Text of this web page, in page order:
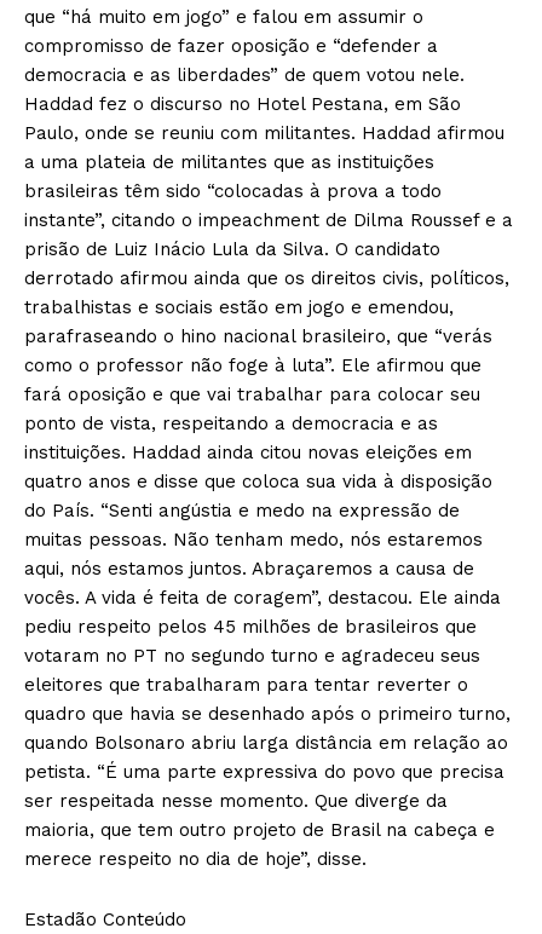
que “há muito em jogo” e falou em assumir o
compromisso de fazer oposição e “defender a
democracia e as liberdades” de quem votou nele.
Haddad fez o discurso no Hotel Pestana, em São
Paulo, onde se reuniu com militantes. Haddad afirmou
a uma plateia de militantes que as instituições
brasileiras têm sido “colocadas à prova a todo
instante”, citando o impeachment de Dilma Roussef e a
prisão de Luiz Inácio Lula da Silva. O candidato
derrotado afirmou ainda que os direitos civis, políticos,
trabalhistas e sociais estão em jogo e emendou,
parafraseando o hino nacional brasileiro, que “verás
como o professor não foge à luta”. Ele afirmou que
fará oposição e que vai trabalhar para colocar seu
ponto de vista, respeitando a democracia e as
instituições. Haddad ainda citou novas eleições em
quatro anos e disse que coloca sua vida à disposição
do País. “Senti angústia e medo na expressão de
muitas pessoas. Não tenham medo, nós estaremos
aqui, nós estamos juntos. Abraçaremos a causa de
vocês. A vida é feita de coragem”, destacou. Ele ainda
pediu respeito pelos 45 milhões de brasileiros que
votaram no PT no segundo turno e agradeceu seus
eleitores que trabalharam para tentar reverter o
quadro que havia se desenhado após o primeiro turno,
quando Bolsonaro abriu larga distância em relação ao
petista. “É uma parte expressiva do povo que precisa
ser respeitada nesse momento. Que diverge da
maioria, que tem outro projeto de Brasil na cabeça e
merece respeito no dia de hoje”, disse.
Estadão Conteúdo